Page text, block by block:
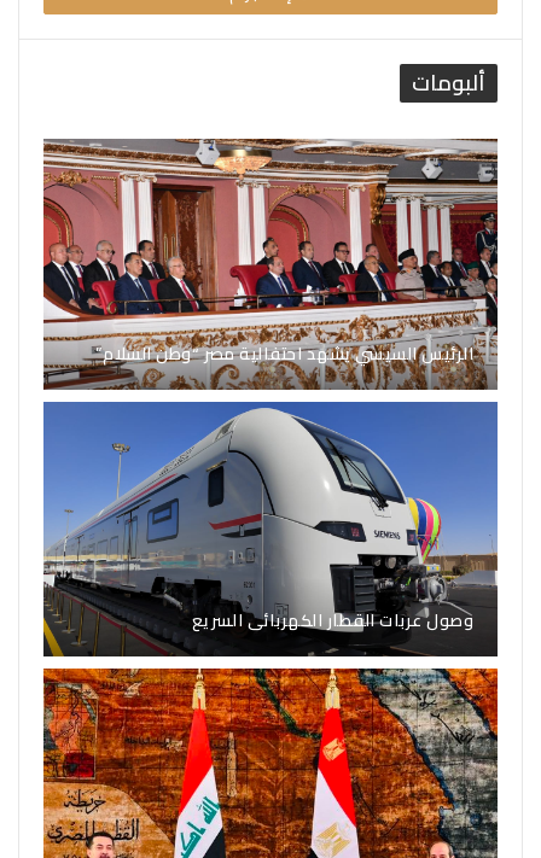
ألبومات
الرئيس السيسي يشهد احتفالية مصر “وطن السلام”
وصول عربات القطار الكهربائى السريع